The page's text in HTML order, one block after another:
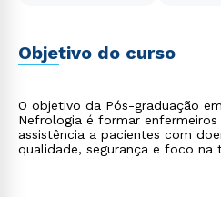
Objetivo do curso
O objetivo da Pós-graduação
Nefrologia é formar
assistência a pacientes com
qualidade, segurança e foco na